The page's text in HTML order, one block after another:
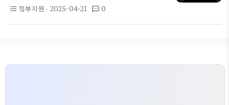
CPM(비용-천회노출) 모델을 사용하는데, 이건 광고
만 어떻게 정부의 지원을 받을 수 있는지 궁금하지 않
으신가요?
정부지원의 종류 정부는 다양한 지원 프
format_list_bulleted 정부지원 · 2025-04-21 textsms 0